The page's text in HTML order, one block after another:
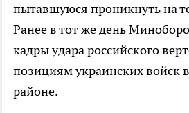
пытавшуюся проникнуть на
Ранее в тот же день
кадры удара российского
позициям украинских войск
районе.